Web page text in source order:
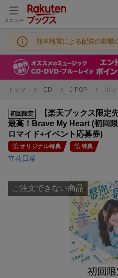
メニュー
熊本地震による配送の影響
トップ CD J-POP ポッ
初回限定
【楽天ブックス限定
最高！Brave My Heart (初回
ロマイド+イベント応募券)
オリジナル特典 特典
立花日菜
ご注文できない商品